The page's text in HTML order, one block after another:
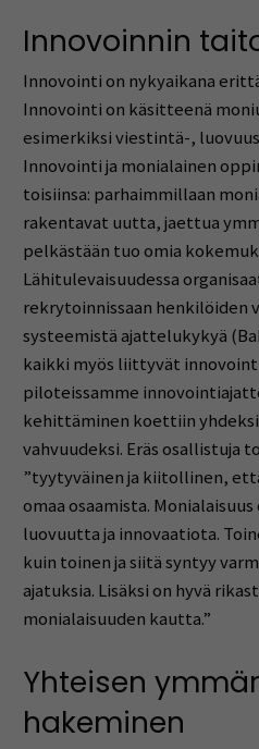
Innovoinnin
Innovointi on nykyaikana
Innovointi on käsitteenä
esimerkiksi viestintä-,
Innovointi ja monialainen
toisiinsa: parhaimmillaan
rakentavat uutta, jaettua
pelkästään tuo omia
Lähitulevaisuudessa
rekrytoinnissaan henkilöiden
systeemistä ajattelukykyä
kaikki myös liittyvät
piloteissamme
kehittäminen koettiin
vahvuudeksi. Eräs osallistuja
”tyytyväinen ja kiitollinen,
omaa osaamista.
luovuutta ja innovaatiota.
kuin toinen ja siitä syntyy
ajatuksia. Lisäksi on hyvä
monialaisuuden kautta.”
Yhteisen
hakeminen